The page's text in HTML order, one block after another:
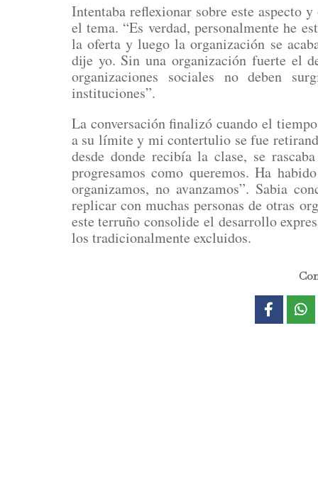
Intentaba reflexionar sobre este aspecto
el tema. “Es verdad, personalmente he
la oferta y luego la organización se
dije yo. Sin una organización fuerte el
organizaciones sociales no deben
instituciones”.
La conversación finalizó cuando el
a su límite y mi contertulio se fue
desde donde recibía la clase, se
progresamos como queremos. Ha
organizamos, no avanzamos”. Sabia
replicar con muchas personas de otras
este terruño consolide el desarrollo
los tradicionalmente excluidos.